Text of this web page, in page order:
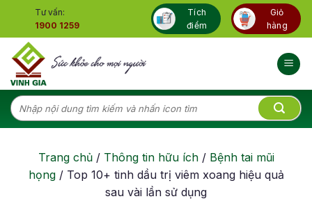
content
Tư vấn:
1900 1259
Tích
điểm
Giỏ
hàng
Tìm
kiếm:
Trang chủ/ Thông tin hữu ích/ Bệnh tai mũi
họng/ Top 10+ tinh dầu trị viêm xoang hiệu quả
sau vài lần sử dụng